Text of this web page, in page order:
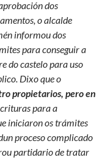
dos
o alcalde
informou dos
para conseguir a
do castelo para uso
Dixo que o
propietarios, pero en
para a
iniciaron os trámites
proceso complicado
partidario de tratar